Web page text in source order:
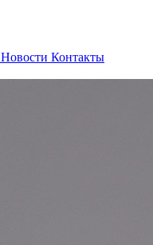
Новости Контакты